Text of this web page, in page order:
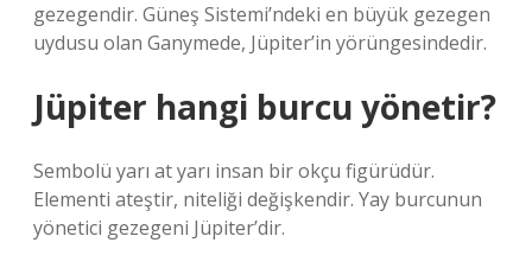
gezegendir. Güneş Sistemi’ndeki en büyük gezegen
uydusu olan Ganymede, Jüpiter’in yörüngesindedir.
Jüpiter hangi burcu yönetir?
Sembolü yarı at yarı insan bir okçu figürüdür.
Elementi ateştir, niteliği değişkendir. Yay burcunun
yönetici gezegeni Jüpiter’dir.